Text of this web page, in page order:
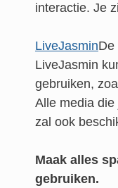
interactie. Je
LiveJasminDe
LiveJasmin
gebruiken,
Alle media
zal ook
Maak alles
gebruiken.